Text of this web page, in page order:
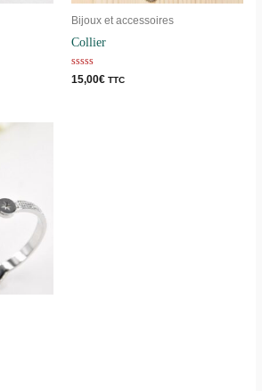
Bijoux et accessoires
Collier
Note
0
15,00€ TTC